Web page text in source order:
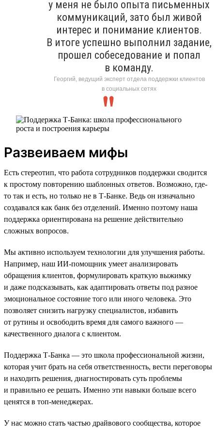
у меня не было опыта письменных
коммуникаций, зато был живой
интерес и понимание клиентов.
В итоге успешно выполнил задание,
прошел собеседование и попал
в команду.
Георгий, ведущий эксперт отдела поддержки клиентов
в социальных сетях
Развеиваем мифы
Есть стереотип, что работа сотрудников поддержки сводится
к простому повторению шаблонных ответов. Возможно, где-
то так и есть, но только не в Т-Банке. Ведь он изначально
создавался как банк без отделений. Именно поэтому наша
поддержка ориентирована на решение действительно
сложных вопросов.
Мы активно используем технологии для улучшения работы.
Например, наш ИИ-помощник умеет анализировать
обращения клиентов, формулировать краткую выжимку
и даже подсказывать, как адаптировать ответы под разное
эмоциональное состояние того или иного человека. Это
позволяет снизить нагрузку специалистов, избавить
от рутины и освободить время для самого важного —
качественного диалога с клиентом.
Поддержка Т-Банка — это школа профессиональной жизни,
которая учит брать на себя ответственность, вести переговоры
и находить решения, диагностировать суть проблемы
и правильно ее решать. Именно эти навыки больше всего
ценятся в топ-менеджерах.
У нас можно стать частью драйвового сообщества, которое